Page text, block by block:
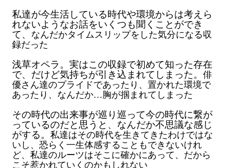
私達が今生活している時代や環境からは考えら
れないようなお話をいくつも聞くことができ
て、 なんだかタイムスリップをした気分になる収
録だった
浅草オペラ。実はこの収録で初めて知った存在
で、だけど気持ちが引き込まれてしまった。 俳
優さん達のプライドであったり、置かれた環境で
あったり、 なんだか…胸が掴まれてしまった
その時代の出来事が巡り巡って今の時代に繋が
っているのだと思うと、なんだか不思議な感じ
がする。 私達はその時代を生きてきたわけではな
いし、恐らく一生体感することもできないけれ
ど、私達のルーツはそこに確かにあって、だから
こそ惹かれていくのかもしれない